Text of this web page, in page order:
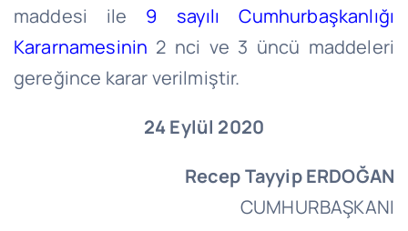
maddesi ile 9 sayılı Cumhurbaşkanlığı
Kararnamesinin 2 nci ve 3 üncü maddeleri
gereğince karar verilmiştir.
24 Eylül 2020
Recep Tayyip ERDOĞAN
CUMHURBAŞKANI